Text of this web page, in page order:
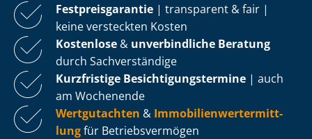
Fest­preis­ga­ran­tie | transparent & fair |
keine versteckten Kosten
Kostenlose & unverbindliche Beratung
durch Sachverständige
Kurzfristige Be­sich­ti­gungs­ter­mi­ne | auch
am Wochenende
Wertgutachten & Im­mo­bi­li­en­wert­ermitt­
lungfür Be­triebs­ver­mö­gen